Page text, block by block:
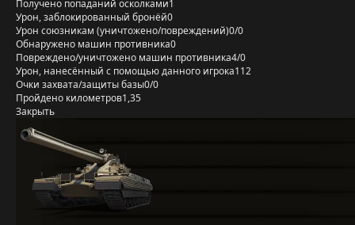
Получено попаданий осколками1
Урон, заблокированный бронёй0
Урон союзникам (уничтожено/повреждений)0/0
Обнаружено машин противника0
Повреждено/уничтожено машин противника4/0
Урон, нанесённый с помощью данного игрока112
Очки захвата/защиты базы0/0
Пройдено километров1,35
Закрыть